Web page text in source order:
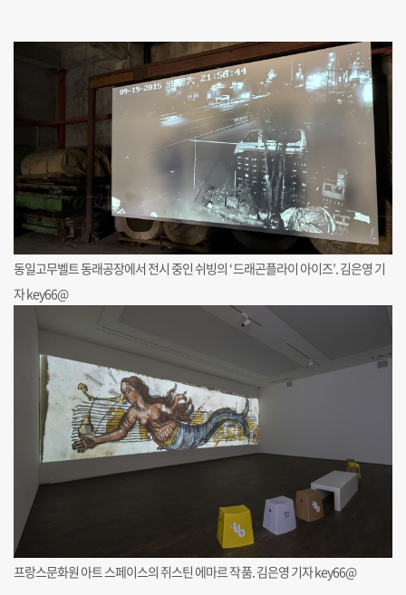
동일고무벨트 동래공장에서 전시 중인 쉬빙의 ‘드래곤플라이 아이즈’. 김은영 기
자 key66@
프랑스문화원 아트 스페이스의 쥐스틴 에마르 작품. 김은영 기자 key66@